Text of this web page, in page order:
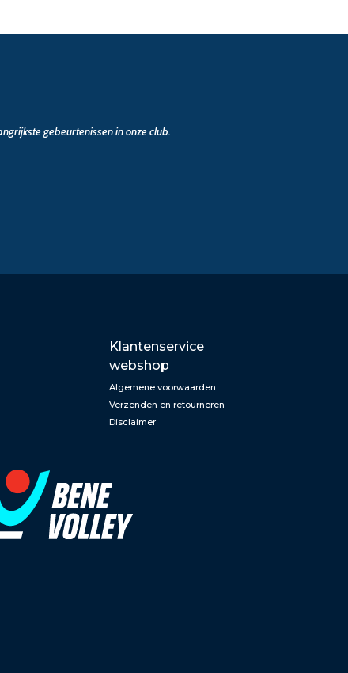
gebeurtenissen in onze club.
Klantenservice
webshop
Algemene voorwaarden
Verzenden en retourneren
Disclaimer